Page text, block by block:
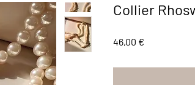
Collier
46,00 €